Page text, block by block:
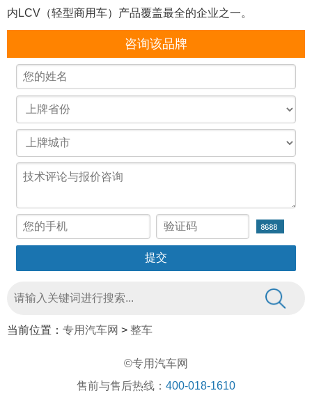
内LCV（轻型商用车）产品覆盖最全的企业之一。
咨询该品牌
当前位置： 专用汽车网 > 整车
©专用汽车网
售前与售后热线： 400-018-1610